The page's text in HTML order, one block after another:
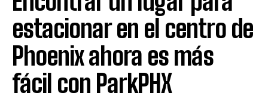
estacionar en el centro de
Phoenix ahora es más
fácil con ParkPHX